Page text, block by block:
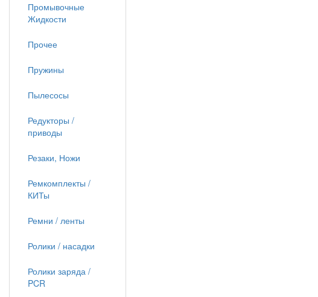
Промывочные
Жидкости
Прочее
Пружины
Пылесосы
Редукторы /
приводы
Резаки, Ножи
Ремкомплекты /
КИТы
Ремни / ленты
Ролики / насадки
Ролики заряда /
PCR